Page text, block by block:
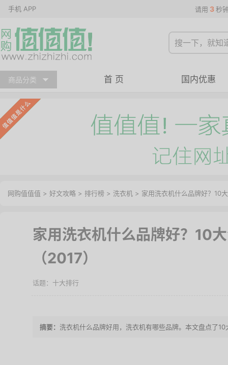
手机 APP 请用 3 秒
商品分类 首 页 国内优惠
网购值值值 > 好文攻略 > 排行榜 > 洗衣机 > 家用洗衣机什么品牌好？10
家用洗衣机什么品牌好？10
（2017）
十大排行
洗衣机什么品牌好用，洗衣机有哪些品牌。本文盘点了